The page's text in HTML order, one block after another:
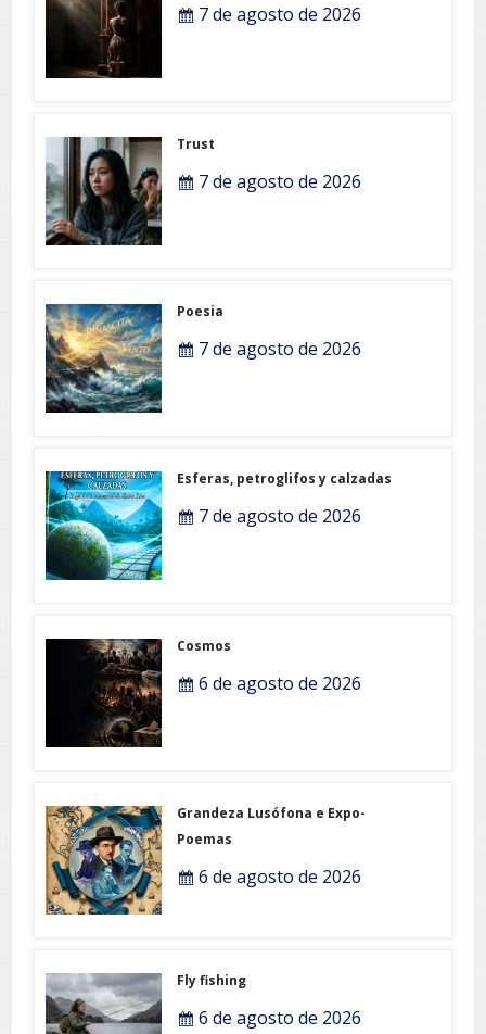
7 de agosto de 2026
Trust
7 de agosto de 2026
Poesia
7 de agosto de 2026
Esferas, petroglifos y calzadas
7 de agosto de 2026
Cosmos
6 de agosto de 2026
Grandeza Lusófona e Expo-
Poemas
6 de agosto de 2026
Fly fishing
6 de agosto de 2026